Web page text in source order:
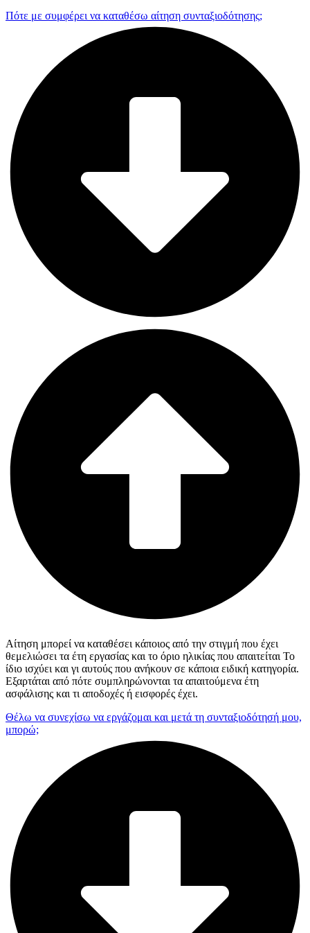
Πότε με συμφέρει να καταθέσω αίτηση συνταξιοδότησης;
Αίτηση μπορεί να καταθέσει κάποιος από την στιγμή που έχει
θεμελιώσει τα έτη εργασίας και το όριο ηλικίας που απαιτείται Το
ίδιο ισχύει και γι αυτούς που ανήκουν σε κάποια ειδική κατηγορία.
Εξαρτάται από πότε συμπληρώνονται τα απαιτούμενα έτη
ασφάλισης και τι αποδοχές ή εισφορές έχει.
Θέλω να συνεχίσω να εργάζομαι και μετά τη συνταξιοδότησή μου,
μπορώ;